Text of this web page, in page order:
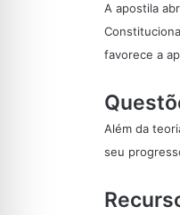
A apostila
favorece a
Além da
seu